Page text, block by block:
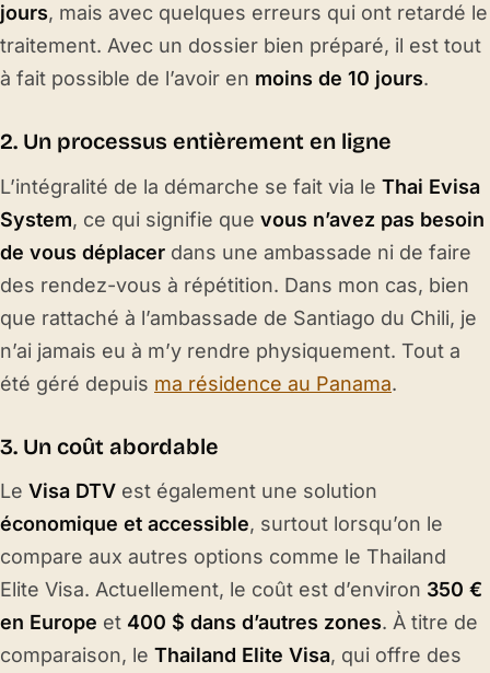
jours, mais avec quelques erreurs qui ont retardé le
traitement. Avec un dossier bien préparé, il est tout
à fait possible de l’avoir en moins de 10 jours.
2. Un processus entièrement en ligne
L’intégralité de la démarche se fait via le Thai Evisa
System, ce qui signifie que vous n’avez pas besoin
de vous déplacer dans une ambassade ni de faire
des rendez-vous à répétition. Dans mon cas, bien
que rattaché à l’ambassade de Santiago du Chili, je
n’ai jamais eu à m’y rendre physiquement. Tout a
été géré depuis ma résidence au Panama.
3. Un coût abordable
Le Visa DTV est également une solution
économique et accessible, surtout lorsqu’on le
compare aux autres options comme le Thailand
Elite Visa. Actuellement, le coût est d’environ 350 €
en Europe et 400 $ dans d’autres zones. À titre de
comparaison, le Thailand Elite Visa, qui offre des